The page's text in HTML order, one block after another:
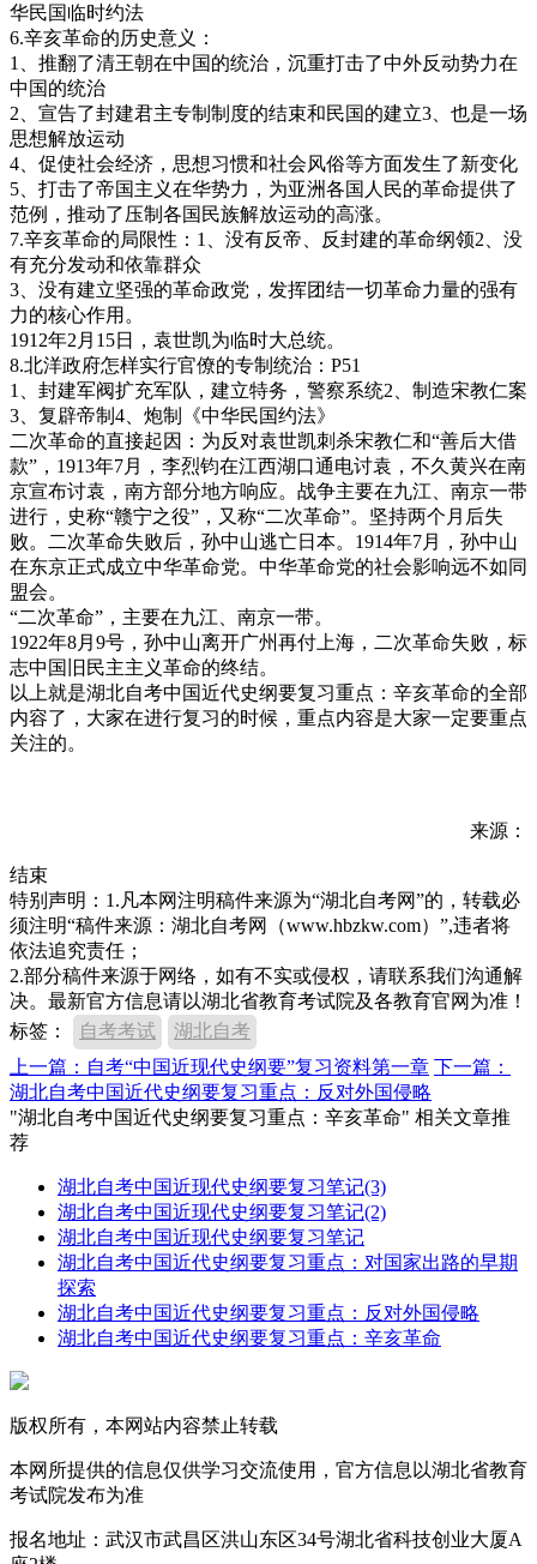
华民国临时约法
6.辛亥革命的历史意义：
1、推翻了清王朝在中国的统治，沉重打击了中外反动势力在
中国的统治
2、宣告了封建君主专制制度的结束和民国的建立3、也是一场
思想解放运动
4、促使社会经济，思想习惯和社会风俗等方面发生了新变化
5、打击了帝国主义在华势力，为亚洲各国人民的革命提供了
范例，推动了压制各国民族解放运动的高涨。
7.辛亥革命的局限性：1、没有反帝、反封建的革命纲领2、没
有充分发动和依靠群众
3、没有建立坚强的革命政党，发挥团结一切革命力量的强有
力的核心作用。
1912年2月15日，袁世凯为临时大总统。
8.北洋政府怎样实行官僚的专制统治：P51
1、封建军阀扩充军队，建立特务，警察系统2、制造宋教仁案
3、复辟帝制4、炮制《中华民国约法》
二次革命的直接起因：为反对袁世凯刺杀宋教仁和“善后大借
款”，1913年7月，李烈钧在江西湖口通电讨袁，不久黄兴在南
京宣布讨袁，南方部分地方响应。战争主要在九江、南京一带
进行，史称“赣宁之役”，又称“二次革命”。坚持两个月后失
败。二次革命失败后，孙中山逃亡日本。1914年7月，孙中山
在东京正式成立中华革命党。中华革命党的社会影响远不如同
盟会。
“二次革命”，主要在九江、南京一带。
1922年8月9号，孙中山离开广州再付上海，二次革命失败，标
志中国旧民主主义革命的终结。
以上就是湖北自考中国近代史纲要复习重点：辛亥革命的全部
内容了，大家在进行复习的时候，重点内容是大家一定要重点
关注的。
来源：
结束
特别声明：1.凡本网注明稿件来源为“湖北自考网”的，转载必
须注明“稿件来源：湖北自考网（www.hbzkw.com）”,违者将
依法追究责任；
2.部分稿件来源于网络，如有不实或侵权，请联系我们沟通解
决。最新官方信息请以湖北省教育考试院及各教育官网为准！
标签：
自考考试
湖北自考
上一篇：自考“中国近现代史纲要”复习资料第一章 下一篇：
湖北自考中国近代史纲要复习重点：反对外国侵略
"湖北自考中国近代史纲要复习重点：辛亥革命" 相关文章推
荐
湖北自考中国近现代史纲要复习笔记(3)
湖北自考中国近现代史纲要复习笔记(2)
湖北自考中国近现代史纲要复习笔记
湖北自考中国近代史纲要复习重点：对国家出路的早期
探索
湖北自考中国近代史纲要复习重点：反对外国侵略
湖北自考中国近代史纲要复习重点：辛亥革命
版权所有，本网站内容禁止转载
本网所提供的信息仅供学习交流使用，官方信息以湖北省教育
考试院发布为准
报名地址：武汉市武昌区洪山东区34号湖北省科技创业大厦A